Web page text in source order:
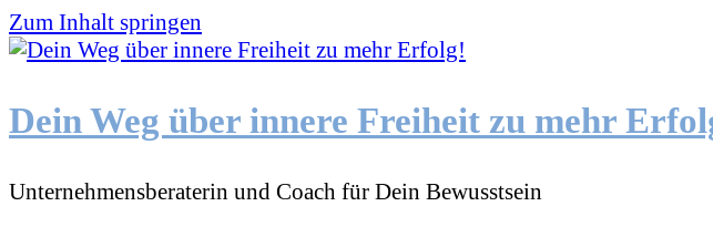
Zum Inhalt springen
Dein Weg über innere Freiheit zu mehr
Unternehmensberaterin und Coach für Dein Bewusstsein